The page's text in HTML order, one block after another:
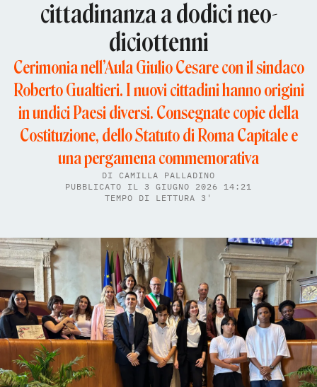
cittadinanza a dodici neo-
diciottenni
Cerimonia nell’Aula Giulio Cesare con il sindaco
Roberto Gualtieri. I nuovi cittadini hanno origini
in undici Paesi diversi. Consegnate copie della
Costituzione, dello Statuto di Roma Capitale e
una pergamena commemorativa
DI CAMILLA PALLADINO
PUBBLICATO IL 3 GIUGNO 2026 14:21
TEMPO DI LETTURA 3'